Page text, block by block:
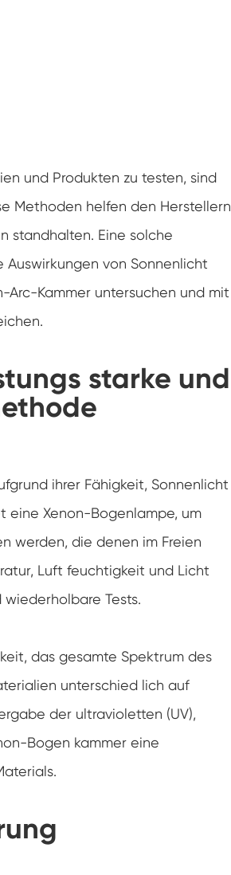
für PV-Module
prüf kammer
prüf kammer
Umwelt
gerät
Batterie Thermische
maschine
Batterien
definierte
Kammer
Kammer
kammer
Feuchtegesteuerte
und Produkten zu testen, sind
Methoden helfen den Herstellern
standhalten. Eine solche
von Sonnenlicht
Arc-Kammer untersuchen und mit
starke und
ihrer Fähigkeit, Sonnenlicht
eine Xenon-Bogenlampe, um
werden, die denen im Freien
Luft feuchtigkeit und Licht
Tests.
das gesamte Spektrum des
unterschied lich auf
der ultravioletten (UV),
Bogen kammer eine